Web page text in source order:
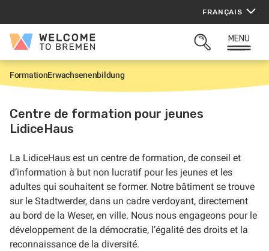
contenu
FRANÇAIS
Welcome
OUVRIR
RECHERCHE
MENU
A
c
u
e
i
FormationErwachsenenbildung
Centre de formation pour jeunes
LidiceHaus
La LidiceHaus est un centre de formation, de conseil et
d’information à but non lucratif pour les jeunes et les
adultes qui souhaitent se former. Notre bâtiment se trouve
sur le Stadtwerder, dans un cadre verdoyant, directement
au bord de la Weser, en ville. Nous nous engageons pour le
développement de la démocratie, l’égalité des droits et la
reconnaissance de la diversité.